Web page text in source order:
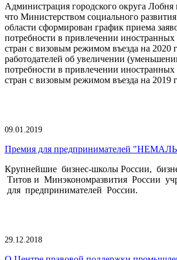
Администрация городского округа
что Министерством социального
области сформирован график приема
потребности в привлечении иностранных
стран с визовым режимом въезда на 2020
работодателей об увеличении
потребности в привлечении иностранных
стран с визовым режимом въезда на 2019
09.01.2019
Премия для предпринимателей
Крупнейшие бизнес-школы России,
Титов и Минэкономразвития России
для предпринимателей России.
29.12.2018